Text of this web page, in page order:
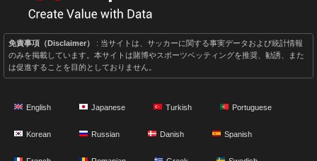
免責事項（Disclaimer）
: 当サイトは、サッカーに関する事実データおよび統計情報
のみを掲載しています。本サイトは賭博やスポーツベッティングを推奨、勧誘、また
は促進することを目的としておりません。
English Japanese Turkish Portuguese
Korean Russian Danish Spanish